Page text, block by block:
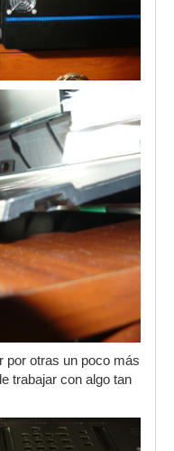
por otras un poco más
trabajar con algo tan